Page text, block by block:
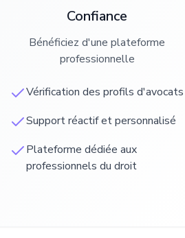
Confiance
Bénéficiez d'une plateforme
professionnelle
Vérification des profils d'avocats
Support réactif et personnalisé
Plateforme dédiée aux
professionnels du droit